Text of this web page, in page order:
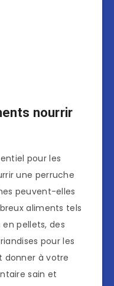
nourrir
pour les
une perruche
peuvent-elles
aliments tels
pellets, des
pour les
donner à votre
sain et